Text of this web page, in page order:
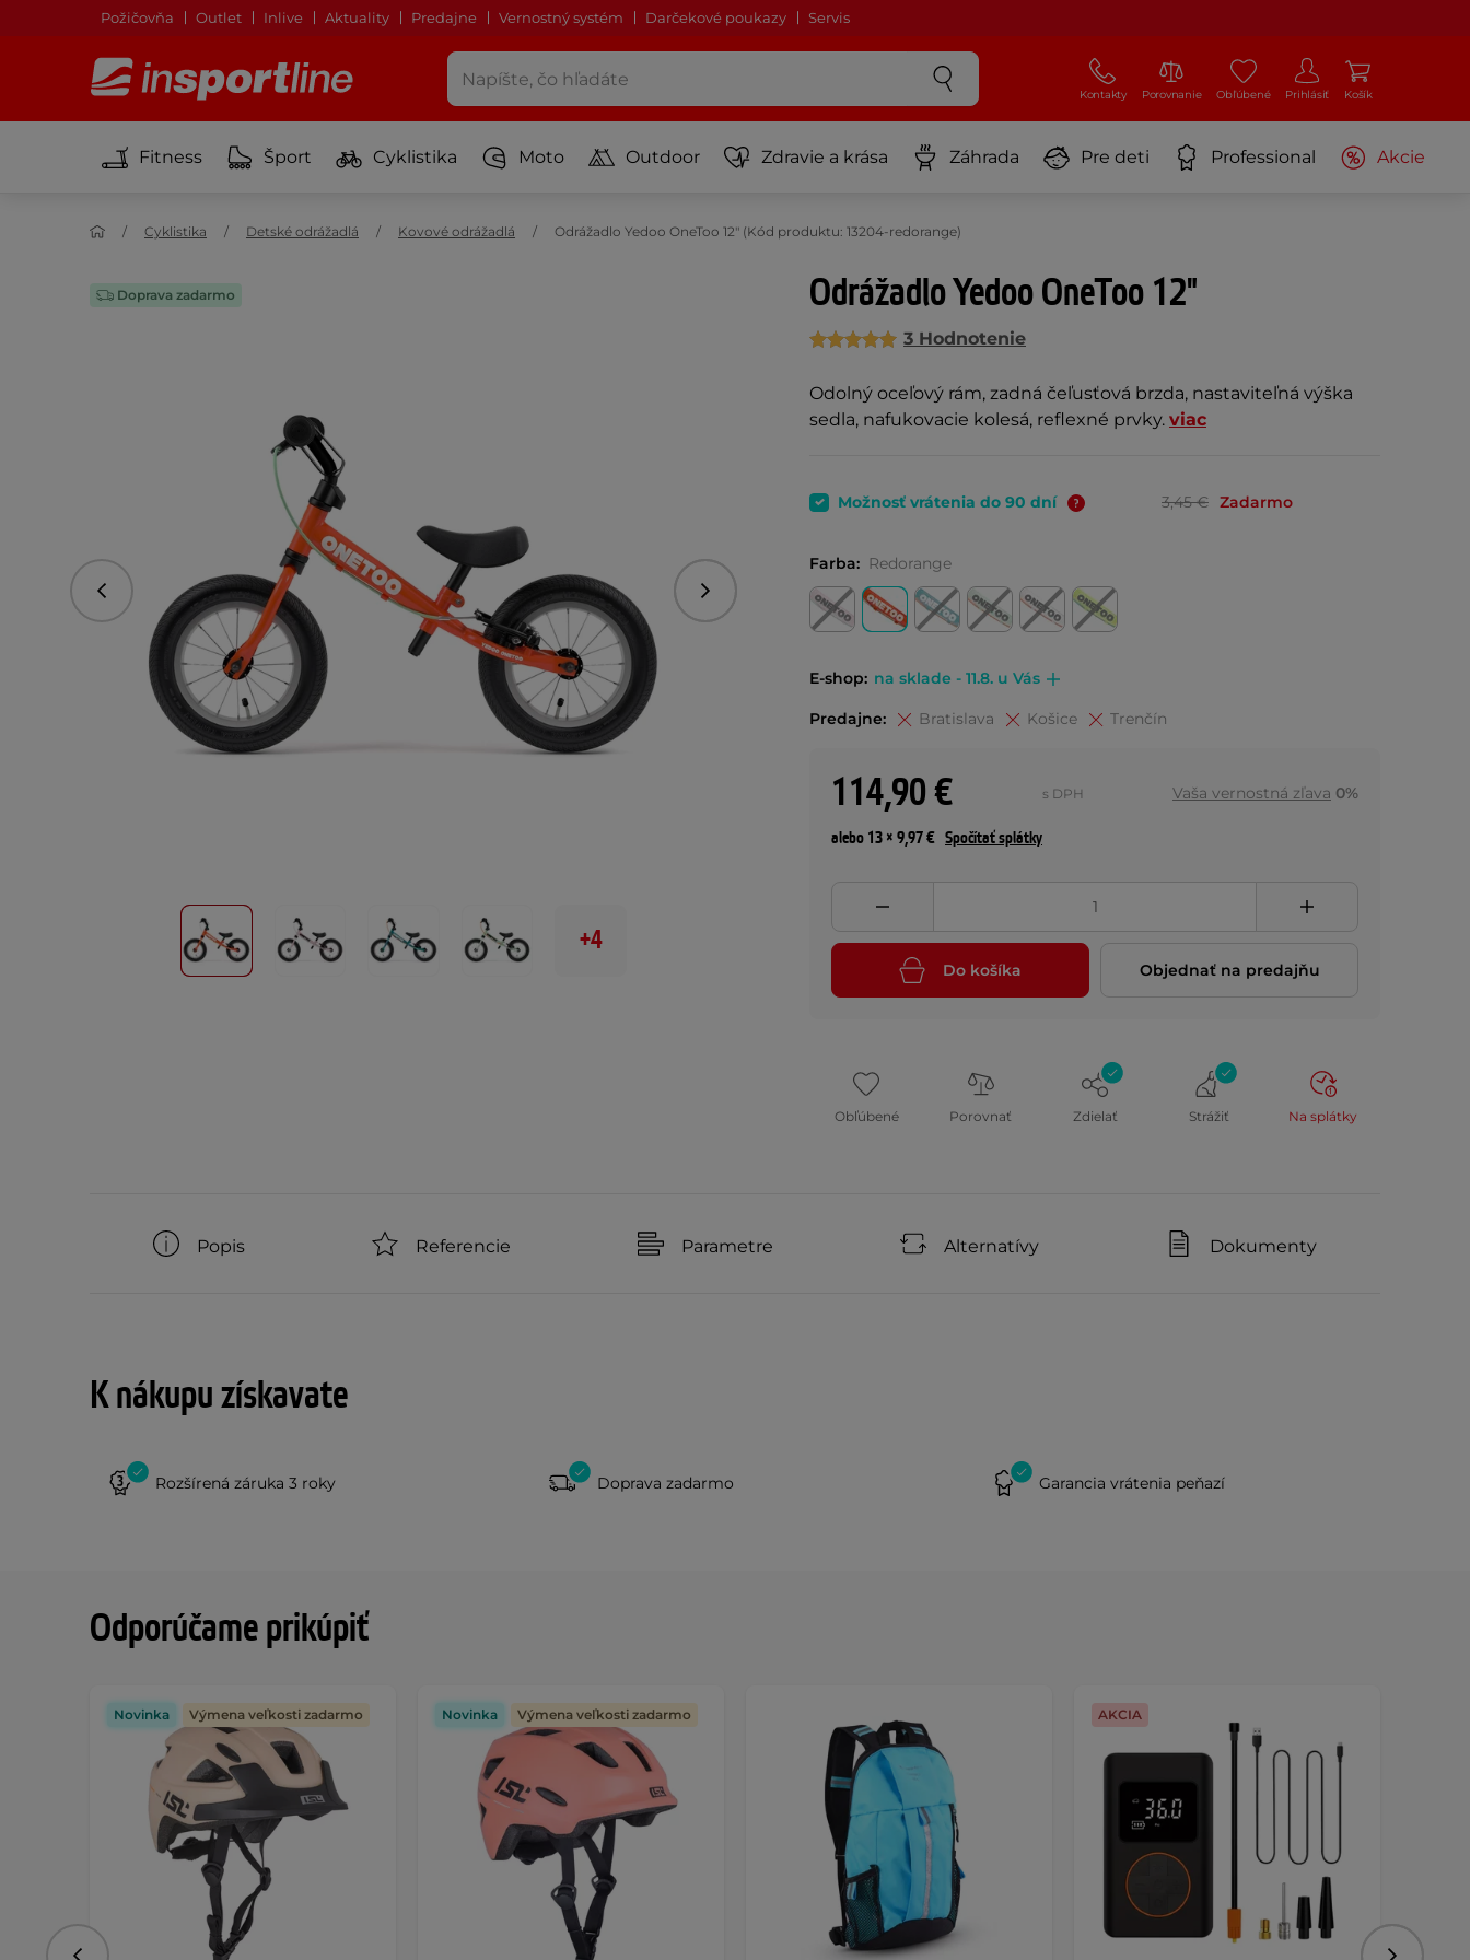
Požičovňa Outlet Inlive Aktuality Predajne Vernostný systém Darčekové poukazy Servis
Kontakty Porovnanie Obľúbené Prihlásiť Košík
Fitness Šport Cyklistika Moto Outdoor Zdravie a krása Záhrada Pre deti Professional Akcie
Cyklistika Detské odrážadlá Kovové odrážadlá Odrážadlo Yedoo OneToo 12" (Kód produktu: 13204-redorange)
Odrážadlo Yedoo OneToo 12"
3 Hodnotenie
Odolný oceľový rám, zadná čeľusťová brzda, nastaviteľná výška
sedla, nafukovacie kolesá, reflexné prvky. viac
Doprava zadarmo
Predchádzajúce Nasledujúce
+4
Možnosť vrátenia do 90 dní 3,45 € Zadarmo
Farba: Redorange
E-shop: na sklade - 11.8. u Vás
Predajne: Bratislava Košice Trenčín
114,90 € s DPH Vaša vernostná zľava 0%
alebo 13 × 9,97 € Spočítať splátky
Do košíka Objednať na predajňu
Obľúbené Porovnať Zdielať Strážiť Na splátky
Popis Referencie Parametre Alternatívy Dokumenty
K nákupu získavate
Rozšírená záruka 3 roky Doprava zadarmo Garancia vrátenia peňazí
Odporúčame prikúpiť
Novinka Výmena veľkosti zadarmo Novinka Výmena veľkosti zadarmo AKCIA